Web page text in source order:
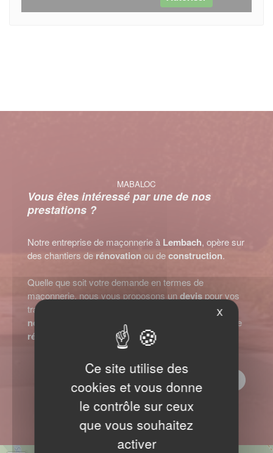
MABALOC
Vous êtes intéressé par une de nos
prestations ?
Notre entreprise de maçonnerie à Lembach, opère sur
des chantiers de rénovation ou deconstruction.
Quelle que soit votre demande en termes de
maçonnerie, nous vous proposons undevis pour vos
travaux,
. N'hésitez pas à
nous contacter pour nous faire part de votre projet de
rénovation construction
Demandez votre devis
X
Ce site utilise des
cookies et vous donne
le contrôle sur ceux
que vous souhaitez
activer